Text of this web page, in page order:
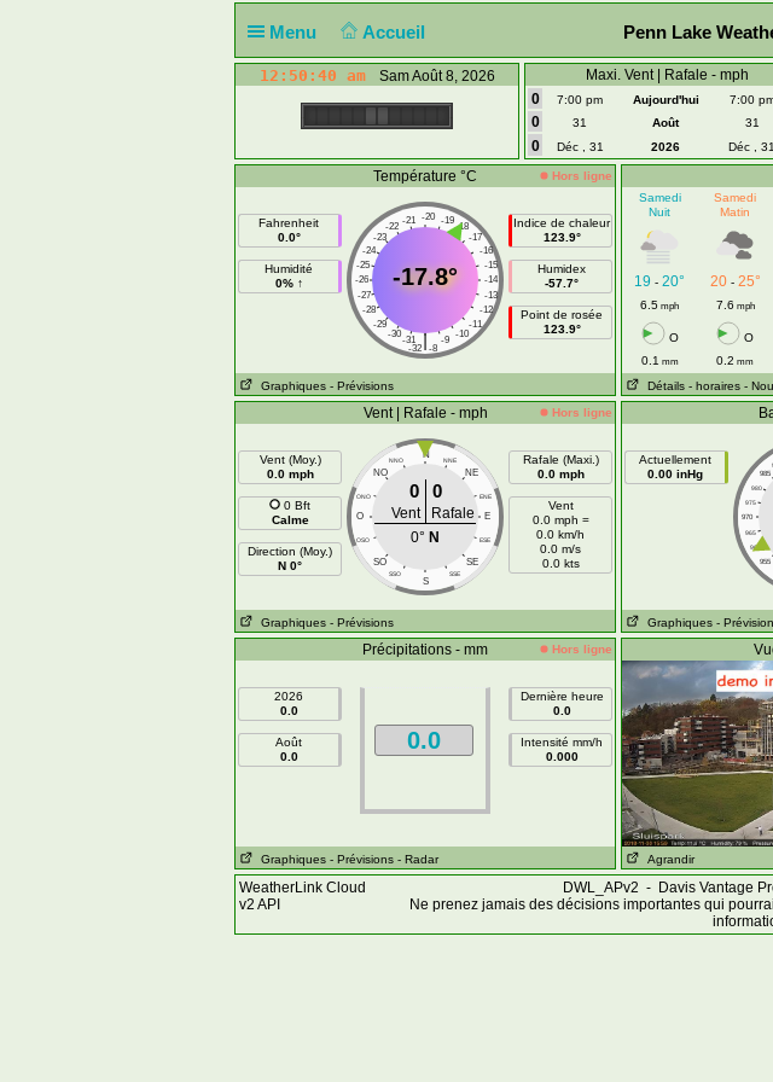
Menu Accueil Penn Lake
12:50:40 am Sam Août 8, 2026
Maxi. Vent | Rafale - mph
0
7:00 pm Aujourd'hui 7:00
0
31 Août 31
0
Déc , 31 2026 Déc , 31
Température °C Hors ligne
Fahrenheit
0.0°
Humidité
0% ↑
-20
-21 -19
-22
-18
-23
-17
-24
-16
-25
-15
-26
-14
-27
-13
-28
-12
-29
-11
-30
-10
-31 -9
|
-32 -8
-17.8°
Indice de chaleur
123.9°
Humidex
-57.7°
Point de rosée
123.9°
Graphiques - Prévisions
Samedi
Nuit
Samedi
Matin
19 - 20° 20- 25°
6.5 mph 7.6 mph
O O
0.1 mm 0.2 mm
Détails - horaires -
Vent | Rafale - mph Hors ligne
Vent (Moy.)
0.0 mph
0 Bft
Calme
Direction (Moy.)
N 0°
N
NNO NNE
NO NE
ONO ENE
O E
OSO ESE
SO SE
SSO SSE
S
0 0
Vent
Rafale
0° N
Rafale (Maxi.)
0.0 mph
Vent
0.0 mph =
0.0 km/h
0.0 m/s
0.0 kts
Graphiques - Prévisions
Actuellement
0.00 inHg
985
980
975
970
965
960
955
Graphiques -
Précipitations - mm Hors ligne
2026
0.0
Août
0.0
0.0
Dernière heure
0.0
Intensité mm/h
0.000
Graphiques - Prévisions - Radar Agrandir
WeatherLink Cloud
v2 API
DWL_APv2 - Davis Vantage
Ne prenez jamais des décisions importantes qui